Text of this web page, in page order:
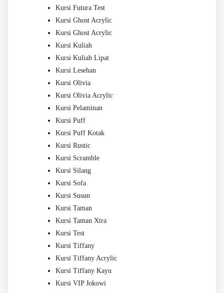
Kursi Futura Test
Kursi Ghost Acrylic
Kursi Ghost Acrylic
Kursi Kuliah
Kursi Kuliah Lipat
Kursi Lesehan
Kursi Olivia
Kursi Olivia Acrylic
Kursi Pelaminan
Kursi Puff
Kursi Puff Kotak
Kursi Rustic
Kursi Scramble
Kursi Silang
Kursi Sofa
Kursi Susun
Kursi Taman
Kursi Taman Xtra
Kursi Test
Kursi Tiffany
Kursi Tiffany Acrylic
Kursi Tiffany Kayu
Kursi VIP Jokowi